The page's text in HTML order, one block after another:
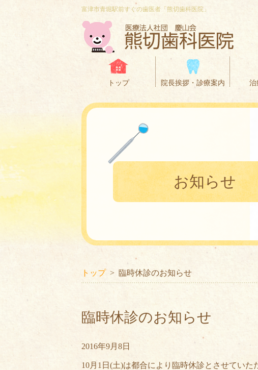
富津市青堀駅前すぐの歯医者「熊切歯科医院」
トップ 院長挨拶・診療案内 治
お知らせ
トップ 臨時休診のお知らせ
臨時休診のお知らせ
2016年9月8日
10月1日(土)は都合により臨時休診とさせていた